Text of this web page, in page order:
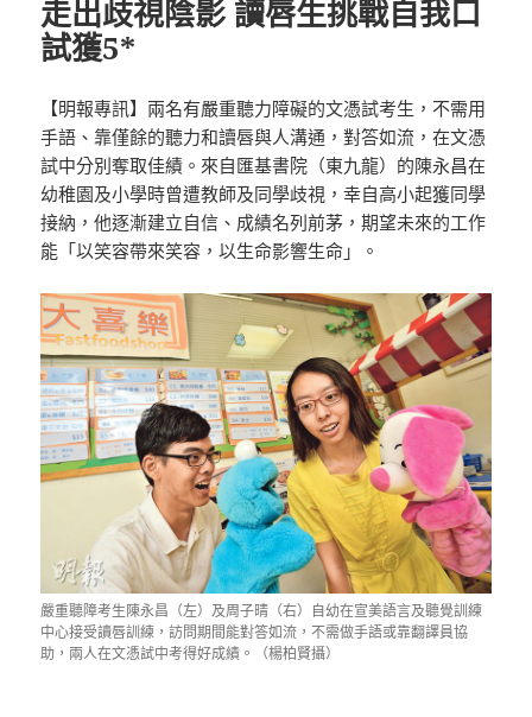
走出歧視陰影 讀唇生挑戰自我口
試獲5*
【明報專訊】兩名有嚴重聽力障礙的文憑試考生，不需用
手語、靠僅餘的聽力和讀唇與人溝通，對答如流，在文憑
試中分別奪取佳績。來自匯基書院（東九龍）的陳永昌在
幼稚園及小學時曾遭教師及同學歧視，幸自高小起獲同學
接納，他逐漸建立自信、成績名列前茅，期望未來的工作
能「以笑容帶來笑容，以生命影響生命」。
嚴重聽障考生陳永昌（左）及周子晴（右）自幼在宣美語言及聽覺訓練
中心接受讀唇訓練，訪問期間能對答如流，不需做手語或靠翻譯員協
助，兩人在文憑試中考得好成績。（楊柏賢攝）